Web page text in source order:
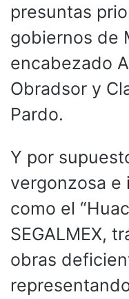
presuntas
gobiernos de
encabezado
Obradsor y
Pardo.
Y por
vergonzosa e
como el
SEGALMEX,
obras